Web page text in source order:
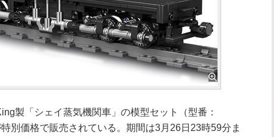
製「シェイ蒸気機関車」の模型セット（型番：
別価格で販売されている。期間は3月26日23時59分ま